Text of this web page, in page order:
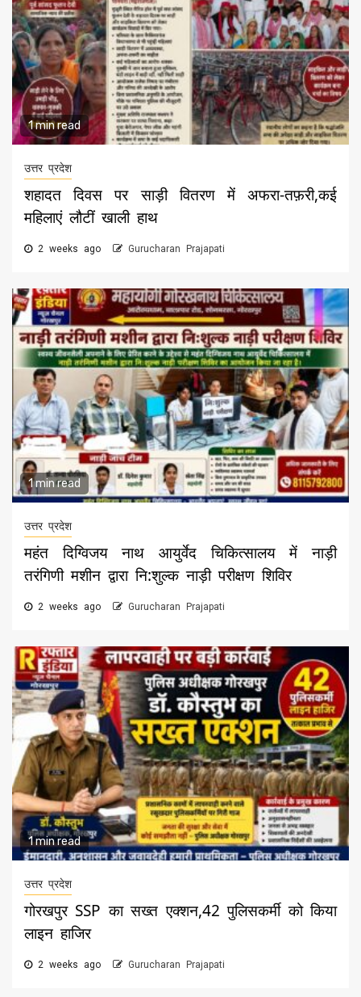
1 min read
उत्तर प्रदेश
शहादत दिवस पर साड़ी वितरण में अफरा-तफ़री,कई
महिलाएं लौटीं खाली हाथ
2 weeks ago Gurucharan Prajapati
1 min read
उत्तर प्रदेश
महंत दिग्विजय नाथ आयुर्वेद चिकित्सालय में नाड़ी
तरंगिणी मशीन द्वारा नि:शुल्क नाड़ी परीक्षण शिविर
2 weeks ago Gurucharan Prajapati
1 min read
उत्तर प्रदेश
गोरखपुर SSP का सख्त एक्शन,42 पुलिसकर्मी को किया
लाइन हाजिर
2 weeks ago Gurucharan Prajapati